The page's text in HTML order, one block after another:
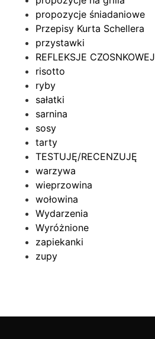
propozycje śniadaniowe
Przepisy Kurta Schellera
przystawki
REFLEKSJE CZOSNKOWEJ
risotto
ryby
sałatki
sarnina
sosy
tarty
TESTUJĘ/RECENZUJĘ
warzywa
wieprzowina
wołowina
Wydarzenia
Wyróżnione
zapiekanki
zupy